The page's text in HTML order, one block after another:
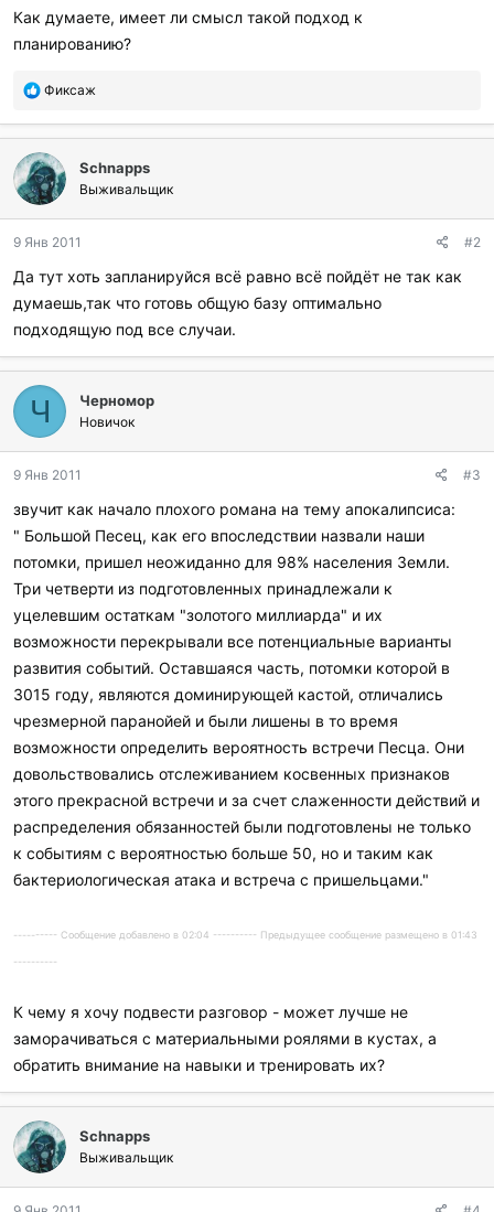
Как думаете, имеет ли смысл такой подход к
планированию?
П
б
л
а
г
о
а
и
л
и
Фиксаж
Schnapps
Выживальщик
9 Янв 2011 #2
Да тут хоть запланируйся всё равно всё пойдёт не так как
думаешь,так что готовь общую базу оптимально
подходящую под все случаи.
Ч Черномор
Новичок
9 Янв 2011 #3
звучит как начало плохого романа на тему апокалипсиса:
" Большой Песец, как его впоследствии назвали наши
потомки, пришел неожиданно для 98% населения Земли.
Три четверти из подготовленных принадлежали к
уцелевшим остаткам "золотого миллиарда" и их
возможности перекрывали все потенциальные варианты
развития событий. Оставшаяся часть, потомки которой в
3015 году, являются доминирующей кастой, отличались
чрезмерной паранойей и были лишены в то время
возможности определить вероятность встречи Песца. Они
довольствовались отслеживанием косвенных признаков
этого прекрасной встречи и за счет слаженности действий и
распределения обязанностей были подготовлены не только
к событиям с вероятностью больше 50, но и таким как
бактериологическая атака и встреча с пришельцами."
---------- Сообщение добавлено в 02:04 ---------- Предыдущее сообщение размещено в 01:43
----------
К чему я хочу подвести разговор - может лучше не
заморачиваться с материальными роялями в кустах, а
обратить внимание на навыки и тренировать их?
Schnapps
Выживальщик